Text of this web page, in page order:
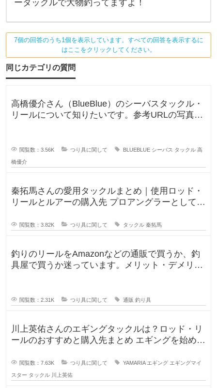
ー
な
ど
に
く
と
り
り
ね
も
ータックルで大物釣ってますよ！
7個の回答のうち1個を表示しています。すべての回答を表示するに
はここをクリックしてください。
同じカテゴリの質問
高橋優介さん（BlueBlue）のシーバスタックル・
リールについて知りたいです。参考URLの写真の
閲覧数：3.56K つり具に関して BLUEBLUE シーバス タックル 高
橋優介
秦拓馬さんの愛用タックルまとめ｜使用ロッド・
リールとルアーの購入先 プロアングラーとして、
閲覧数：3.82K つり具に関して タックル 秦拓馬
釣りのリールをAmazonなどの通販で買うか、釣
具屋で買うか迷っています。メリット・デメリッ
閲覧数：2.31K つり具に関して 通販 釣り具
川上英佑さんのエギングタックルは？ロッド・リ
ールのおすすめと購入先まとめ エギングを始めよ
閲覧数：7.63K つり具に関して YAMARIA エギング エギングマイ
スター タックル 川上英佑